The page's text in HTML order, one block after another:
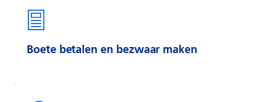
Boete betalen en bezwaar maken